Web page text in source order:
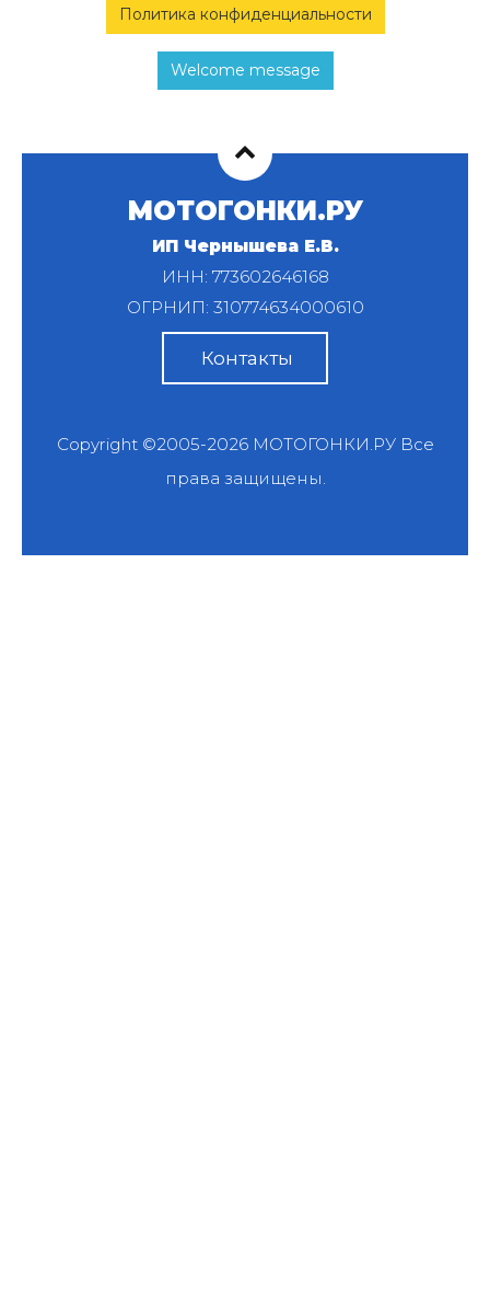
Политика конфиденциальности
Welcome message
МОТОГОНКИ.РУ
ИП Чернышева Е.В.
ИНН: 773602646168
ОГРНИП: 310774634000610
Контакты
Copyright ©2005-2026 МОТОГОНКИ.РУВсе
права защищены.